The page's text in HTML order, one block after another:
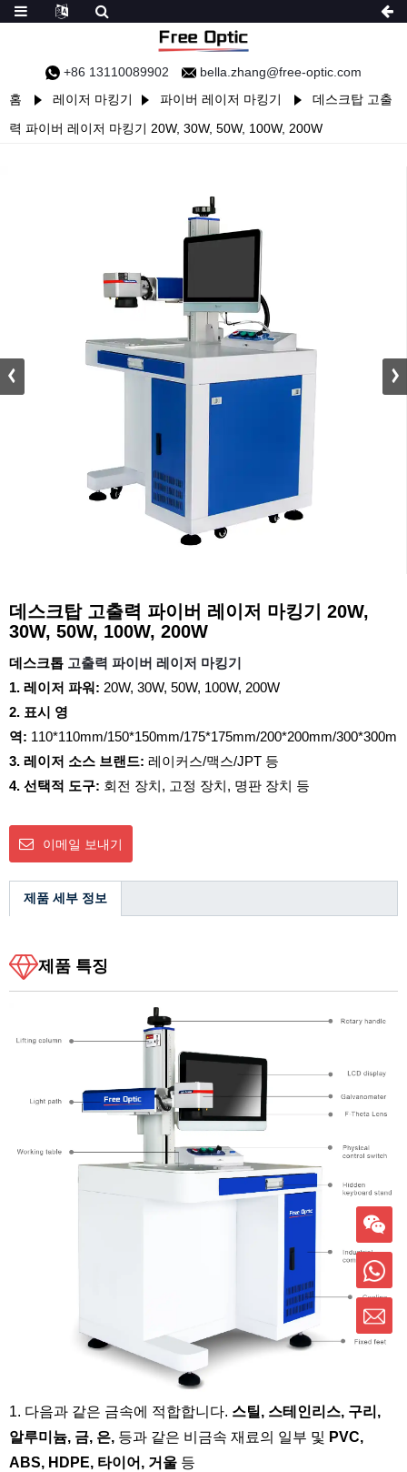
+86 13110089902
bella.zhang@free-optic.com
홈
레이저 마킹기 파이버 레이저 마킹기
데스크탑 고출
력 파이버 레이저 마킹기 20W, 30W, 50W, 100W, 200W
데스크탑 고출력 파이버 레이저 마킹기 20W,
30W, 50W, 100W, 200W
데스크톱 고출력 파이버 레이저 마킹기
1. 레이저 파워: 20W, 30W, 50W, 100W, 200W
2. 표시 영
역: 110*110mm/150*150mm/175*175mm/200*200mm/300*300m
3. 레이저 소스 브랜드: 레이커스/맥스/JPT 등
4. 선택적 도구: 회전 장치, 고정 장치, 명판 장치 등
이메일 보내기
제품 세부 정보
제품 특징
1. 다음과 같은 금속에 적합합니다. 스틸, 스테인리스, 구리,
알루미늄, 금, 은, 등과 같은 비금속 재료의 일부 및 PVC,
ABS, HDPE, 타이어, 거울 등